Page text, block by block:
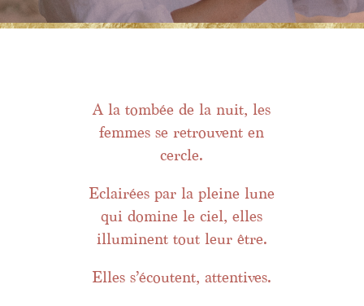
A la tombée de la nuit, les
femmes se retrouvent en
cercle.
Eclairées par la pleine lune
qui domine le ciel, elles
illuminent tout leur être.
Elles s’écoutent, attentives.